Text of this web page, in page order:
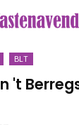
BLT
't